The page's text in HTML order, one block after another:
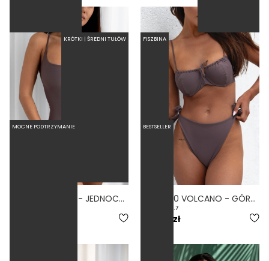
KRÓTKI | ŚREDNI TUŁÓW
VISTA VOLCANO - JEDNOCZĘŚCIOWY STRÓJ KĄPIELOWY MODELUJĄCY WYCIĘTY FIOLETOWY
FISZBINA
WIRES 2.0 VOLCANO - GÓRA OD BIKINI Z FISZBINAMI KIESZONKA NA WKŁADKI FIOLETOWY
4.7
269,00 zł
MOCNE PODTRZYMANIE BESTSELLER